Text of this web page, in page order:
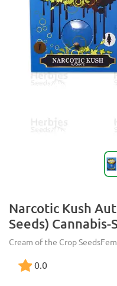
Narcotic Kush
Seeds) Cannabis-
Cream of the Crop Seeds
0.0